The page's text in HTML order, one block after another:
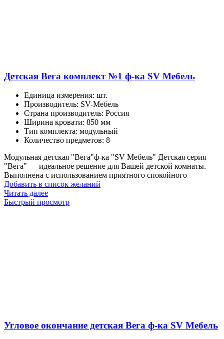
Детская Вега комплект №1 ф-ка SV Мебель
Единица измерения: шт.
Производитель: SV-Мебель
Страна производитель: Россия
Ширина кровати: 850 мм
Тип комплекта: модульный
Количество предметов: 8
Модульная детская "Вега"ф-ка "SV Мебель" Детская серия
"Вега" — идеальное решение для Вашей детской комнаты.
Выполнена с использованием приятного спокойного
Добавить в список желаний
Читать далее
Быстрый просмотр
Угловое окончание детская Вега ф-ка SV Мебель